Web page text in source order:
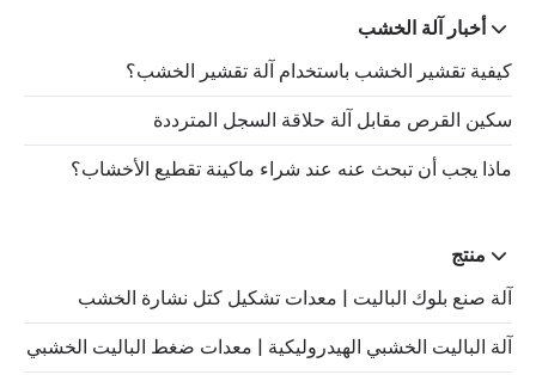
أخبار آلة الخشب
كيفية تقشير الخشب باستخدام آلة تقشير الخشب؟
سكين القرص مقابل آلة حلاقة السجل المترددة
ماذا يجب أن تبحث عنه عند شراء ماكينة تقطيع الأخشاب؟
منتج
آلة صنع بلوك الباليت | معدات تشكيل كتل نشارة الخشب
آلة الباليت الخشبي الهيدروليكية | معدات ضغط الباليت الخشبي